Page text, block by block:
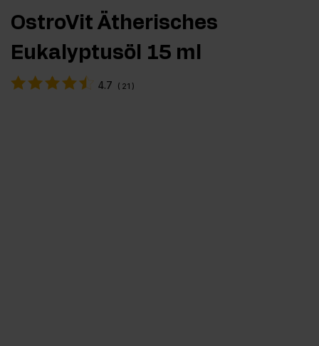
OstroVit Ätherisches
Eukalyptusöl 15 ml
4.7 ( 21 )